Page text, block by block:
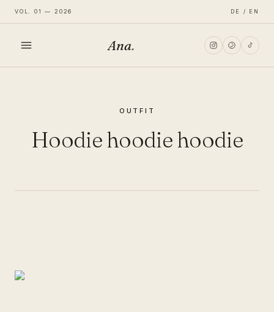
VOL. 01 — 2026 DE / EN
Ana.
OUTFIT
Hoodie hoodie hoodie